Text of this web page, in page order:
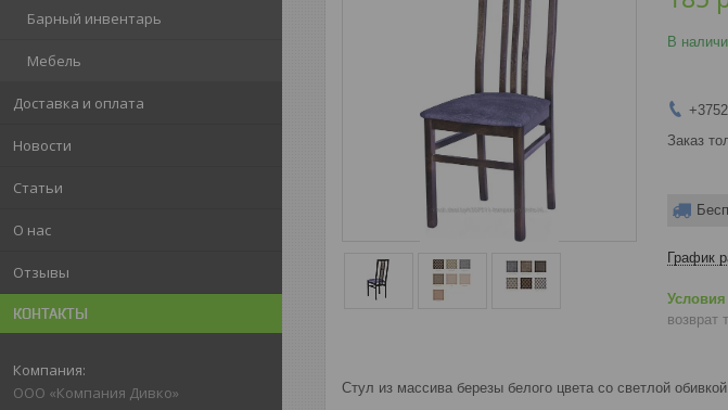
Барный инвентарь
Мебель
Доставка и оплата
Новости
Статьи
О нас
Отзывы
КОНТАКТЫ
ООО «Компания Дивко»
В
Заказ
График
возврат
Стул из массива березы белого цвета со светлой